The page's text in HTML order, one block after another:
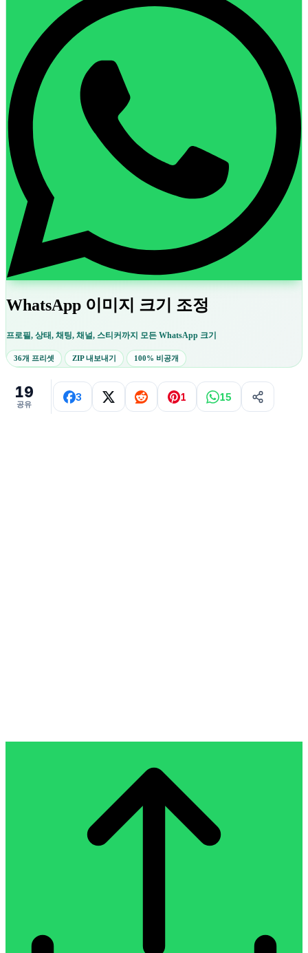
WhatsApp 이미지 크기 조정
프로필, 상태, 채팅, 채널, 스티커까지 모든 WhatsApp 크기
36개 프리셋 ZIP 내보내기 100% 비공개
19
공유
3 1 15